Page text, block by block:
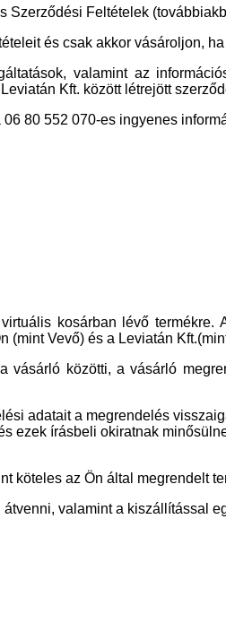
Feltételek
és csak akkor vásároljon,
valamint az
Kft. között létrejött
80 552 070-es ingyenes
kosárban lévő
(mint Vevő) és a Leviatán
közötti, a vásárló
adatait a megrendelés
ezek írásbeli okiratnak
köteles az Ön által megrendelt
valamint a kiszállítással